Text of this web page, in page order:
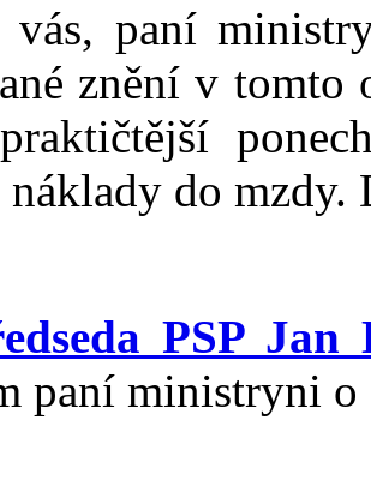
vás, paní
znění v tomto
náklady do
PSP Jan
paní ministryni